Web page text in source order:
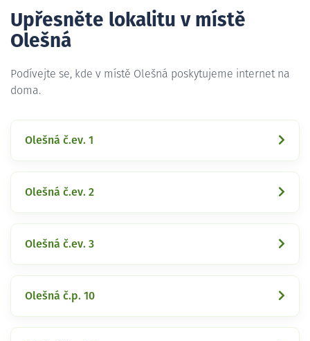
Upřesněte lokalitu v místě
Olešná
Podívejte se, kde v místě Olešná poskytujeme internet na
doma.
Olešná č.ev. 1
Olešná č.ev. 2
Olešná č.ev. 3
Olešná č.p. 10